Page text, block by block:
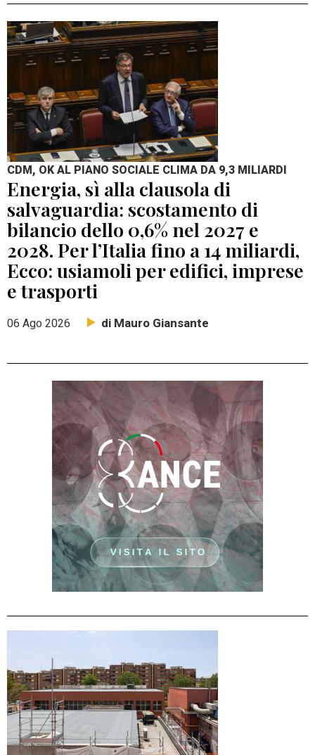
CDM, OK AL PIANO SOCIALE CLIMA DA 9,3 MILIARDI
Energia, sì alla clausola di
salvaguardia: scostamento di
bilancio dello 0,6% nel 2027 e
2028. Per l’Italia fino a 14 miliardi,
Ecco: usiamoli per edifici, imprese
e trasporti
06 Ago 2026 di Mauro Giansante